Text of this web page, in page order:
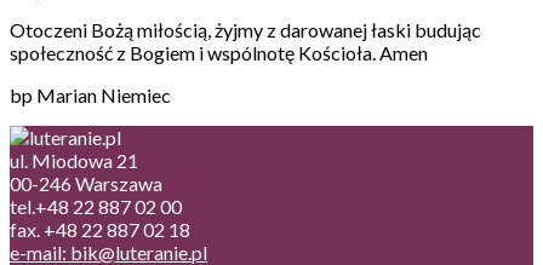
Otoczeni Bożą miłością, żyjmy z darowanej łaski budując
społeczność z Bogiem i wspólnotę Kościoła. Amen
bp Marian Niemiec
ul. Miodowa 21
00-246 Warszawa
tel.+48 22 887 02 00
fax. +48 22 887 02 18
e-mail: bik@luteranie.pl